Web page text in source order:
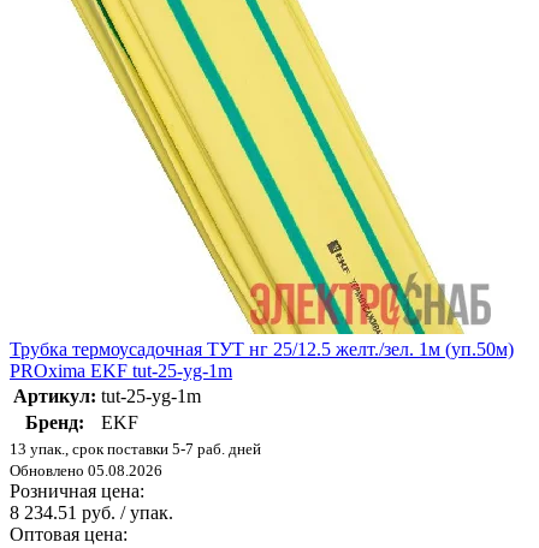
Трубка термоусадочная ТУТ нг 25/12.5 желт./зел. 1м (уп.50м)
PROxima EKF tut-25-yg-1m
Артикул: tut-25-yg-1m
Бренд:
EKF
13 упак., срок поставки 5-7 раб. дней
Обновлено 05.08.2026
Розничная цена:
8 234.51 руб. / упак.
Оптовая цена: